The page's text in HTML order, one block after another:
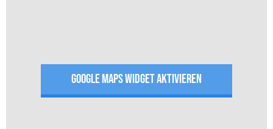
GOOGLE MAPS WIDGET AKTIVIEREN